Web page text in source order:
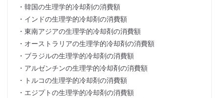
・韓国の生理学的冷却剤の消費額
・インドの生理学的冷却剤の消費額
・東南アジアの生理学的冷却剤の消費額
・オーストラリアの生理学的冷却剤の消費額
・ブラジルの生理学的冷却剤の消費額
・アルゼンチンの生理学的冷却剤の消費額
・トルコの生理学的冷却剤の消費額
・エジプトの生理学的冷却剤の消費額